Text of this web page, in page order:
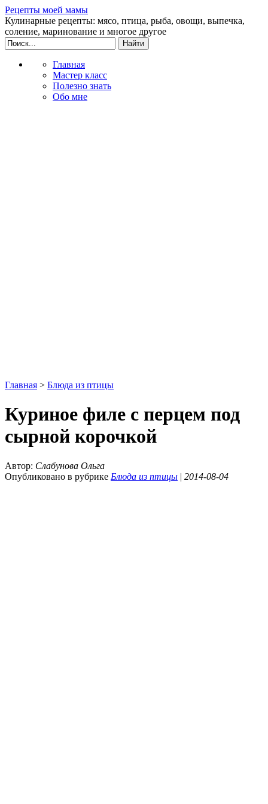
Рецепты моей мамы
Кулинарные рецепты: мясо, птица, рыба, овощи, выпечка,
соление, маринование и многое другое
Главная
Мастер класс
Полезно знать
Обо мне
Главная > Блюда из птицы
Куриное филе с перцем под
сырной корочкой
Автор: Слабунова Ольга
Опубликовано в рубрике Блюда из птицы | 2014-08-04